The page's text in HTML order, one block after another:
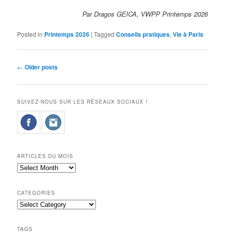
Par Dragos GEICA, VWPP Printemps 2026
Posted in Printemps 2026 |Tagged Conseils pratiques,Vie à Paris
Post
← Older posts
SUIVEZ-NOUS SUR LES RÉSEAUX SOCIAUX !
ARTICLES DU MOIS
Articles
CATEGORIES
Categories
TAGS